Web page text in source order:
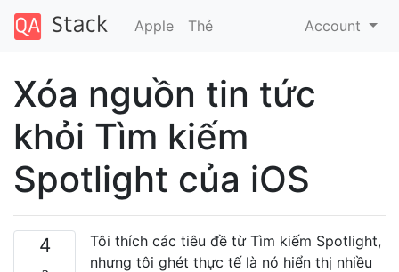
Apple Thẻ Account
Xóa nguồn tin tức
khỏi Tìm kiếm
Spotlight của iOS
4
Tôi thích các tiêu đề từ Tìm kiếm Spotlight,
nhưng tôi ghét thực tế là nó hiển thị nhiều